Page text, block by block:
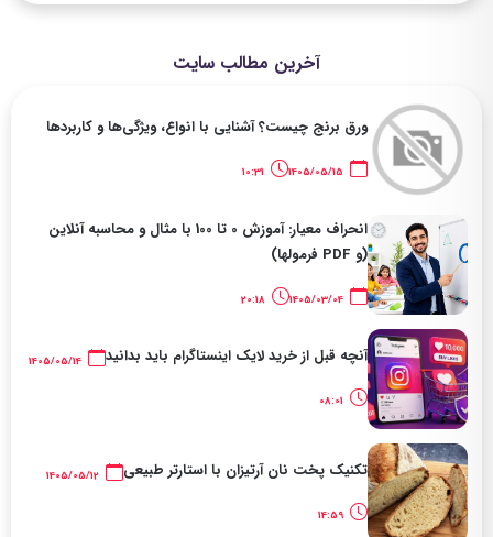
آخرین مطالب سایت
ورق برنج چیست؟ آشنایی با انواع، ویژگی‌ها و کاربردها
انحراف معیار: آموزش 0 تا 100 با مثال و محاسبه آنلاین
(و PDF فرمولها)
20:18
آنچه قبل از خرید لایک اینستاگرام باید بدانید
تکنیک پخت نان آرتیزان با استارتر طبیعی
14:59